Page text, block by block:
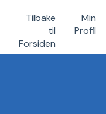
Tilbake
til
Forsiden
Min
Profil